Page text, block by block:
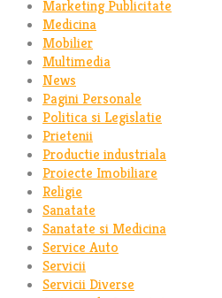
Marketing Publicitate
Medicina
Mobilier
Multimedia
News
Pagini Personale
Politica si Legislatie
Prietenii
Productie industriala
Proiecte Imobiliare
Religie
Sanatate
Sanatate si Medicina
Service Auto
Servicii
Servicii Diverse